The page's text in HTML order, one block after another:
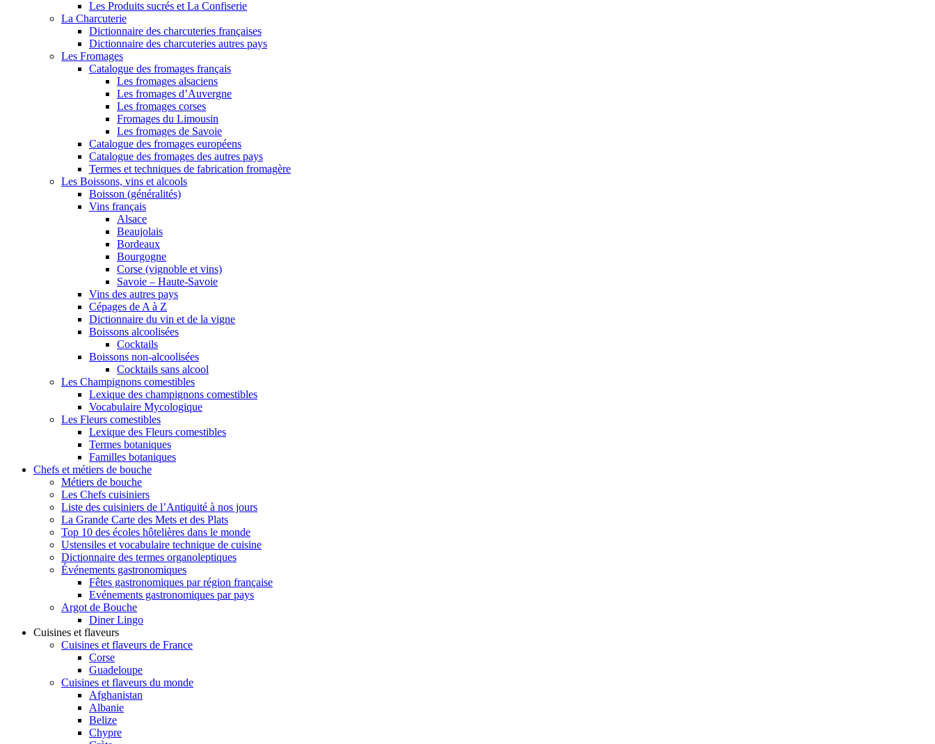
Les Produits sucrés et La Confiserie
La Charcuterie
Dictionnaire des charcuteries françaises
Dictionnaire des charcuteries autres pays
Les Fromages
Catalogue des fromages français
Les fromages alsaciens
Les fromages d’Auvergne
Les fromages corses
Fromages du Limousin
Les fromages de Savoie
Catalogue des fromages européens
Catalogue des fromages des autres pays
Termes et techniques de fabrication fromagère
Les Boissons, vins et alcools
Boisson (généralités)
Vins français
Alsace
Beaujolais
Bordeaux
Bourgogne
Corse (vignoble et vins)
Savoie – Haute-Savoie
Vins des autres pays
Cépages de A à Z
Dictionnaire du vin et de la vigne
Boissons alcoolisées
Cocktails
Boissons non-alcoolisées
Cocktails sans alcool
Les Champignons comestibles
Lexique des champignons comestibles
Vocabulaire Mycologique
Les Fleurs comestibles
Lexique des Fleurs comestibles
Termes botaniques
Familles botaniques
Chefs et métiers de bouche
Métiers de bouche
Les Chefs cuisiniers
Liste des cuisiniers de l’Antiquité à nos jours
La Grande Carte des Mets et des Plats
Top 10 des écoles hôtelières dans le monde
Ustensiles et vocabulaire technique de cuisine
Dictionnaire des termes organoleptiques
Événements gastronomiques
Fêtes gastronomiques par région française
Evénements gastronomiques par pays
Argot de Bouche
Diner Lingo
Cuisines et flaveurs
Cuisines et flaveurs de France
Corse
Guadeloupe
Cuisines et flaveurs du monde
Afghanistan
Albanie
Belize
Chypre